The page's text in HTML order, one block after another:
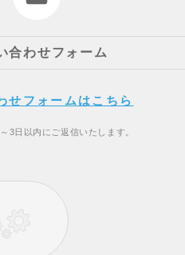
合わせフォーム
せフォームはこちら
3日以内にご返信いたします。